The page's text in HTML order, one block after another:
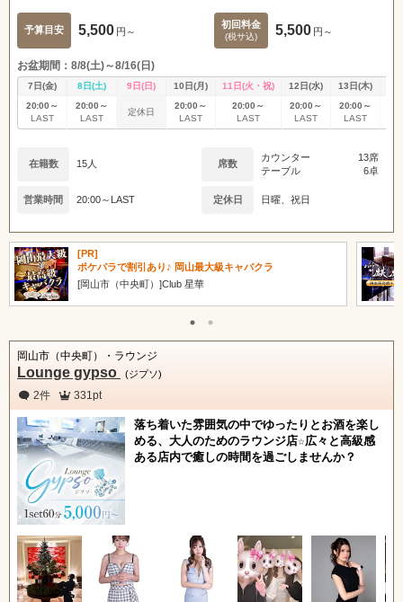
予算目安 5,500 円～
初回料金
(税サ込) 5,500 円～
お盆期間：8/8(土)～8/16(日)
7日(金) 8日(土) 9日(日) 10日(月) 11日(火・祝) 12日(水) 13日(木)
20:00～
LAST
20:00～
LAST
定休日
20:00～
LAST
20:00～
LAST
20:00～
LAST
20:00～
LAST
在籍数 15人 席数
カウンター
13席
テーブル
6卓
営業時間 20:00～LAST 定休日 日曜、祝日
[PR]
ポケパラで割引あり♪ 岡山最大級キャバクラ
[岡山市（中央町）]Club 星華
岡山市（中央町）・ラウンジ
Lounge gypso (ジプソ)
2件 331pt
落ち着いた雰囲気の中でゆったりとお酒を楽し
める、大人のためのラウンジ店☆広々と高級感
ある店内で癒しの時間を過ごしませんか？
店舗ログイン
新規会員登録
中四国 九州
全国TOP